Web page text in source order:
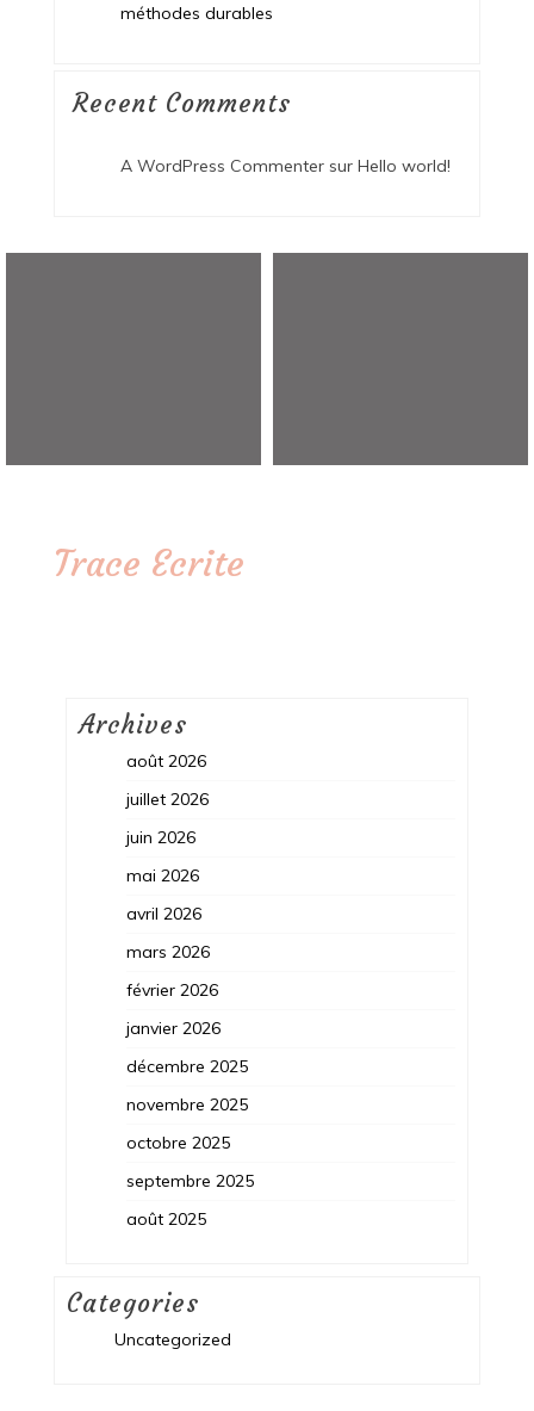
méthodes durables
Recent Comments
A WordPress Commentersur Hello world!
Trace Ecrite
Archives
août 2026
juillet 2026
juin 2026
mai 2026
avril 2026
mars 2026
février 2026
janvier 2026
décembre 2025
novembre 2025
octobre 2025
septembre 2025
août 2025
Categories
Uncategorized